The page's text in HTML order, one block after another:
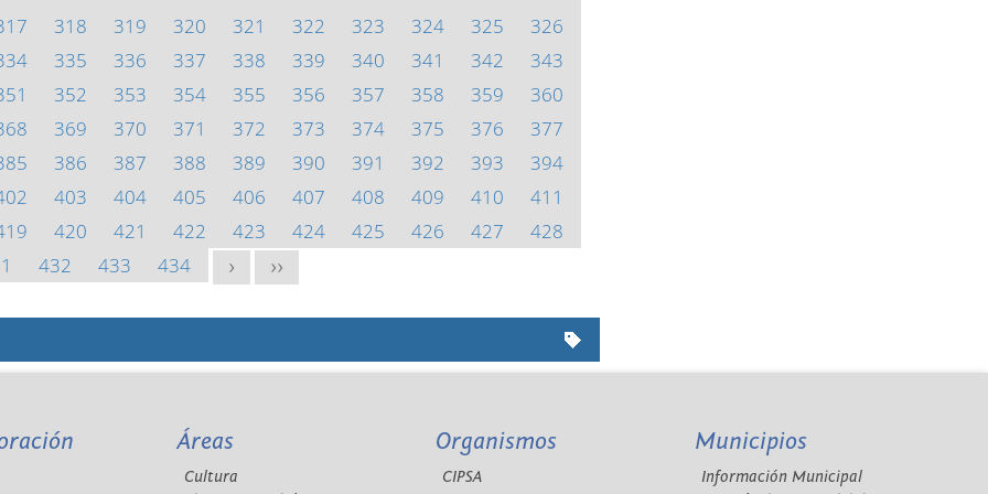
318 319 320 321 322 323 324 325
326
335 336 337 338 339 340 341 342
343
352 353 354 355 356 357 358 359
360
369 370 371 372 373 374 375 376
377
386 387 388 389 390 391 392 393
394
403 404 405 406 407 408 409 410
411
420 421 422 423 424 425 426 427
428
432 433 434 > >>
Áreas
Cultura
Organismos
CIPSA
Municipios
Información Municipal